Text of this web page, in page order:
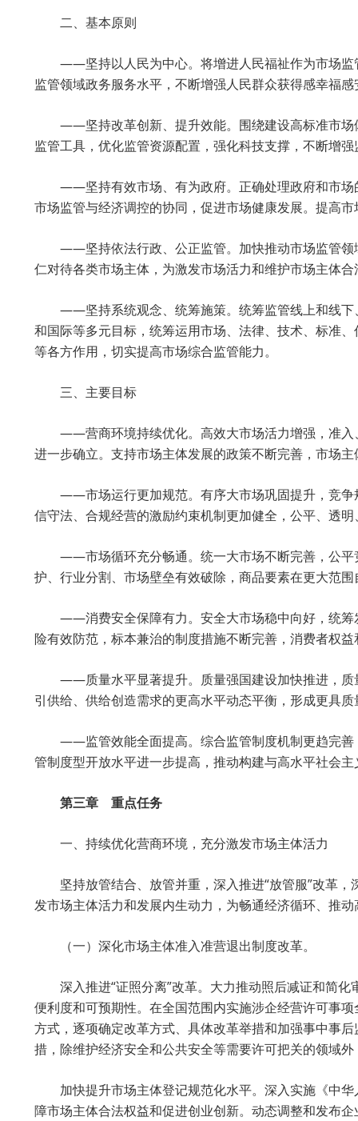
二、基本原则
——坚持以人民为中心。将增进人民福祉作为市场监
监管领域政务服务水平，不断增强人民群众获得感幸福
——坚持改革创新、提升效能。围绕建设高标准市场
监管工具，优化监管资源配置，强化科技支撑，不断增
——坚持有效市场、有为政府。正确处理政府和市场
市场监管与经济调控的协同，促进市场健康发展。提高
——坚持依法行政、公正监管。加快推动市场监管领
仁对待各类市场主体，为激发市场活力和维护市场主体
——坚持系统观念、统筹施策。统筹监管线上和线下
和国际等多元目标，统筹运用市场、法律、技术、标准
等各方作用，切实提高市场综合监管能力。
三、主要目标
——营商环境持续优化。高效大市场活力增强，准入
进一步确立。支持市场主体发展的政策不断完善，市场
——市场运行更加规范。有序大市场巩固提升，竞争
信守法、合规经营的激励约束机制更加健全，公平、透
——市场循环充分畅通。统一大市场不断完善，公平
护、行业分割、市场壁垒有效破除，商品要素在更大范
——消费安全保障有力。安全大市场稳中向好，统筹
险有效防范，标本兼治的制度措施不断完善，消费者权
——质量水平显著提升。质量强国建设加快推进，质
引供给、供给创造需求的更高水平动态平衡，形成更具
——监管效能全面提高。综合监管制度机制更趋完善
管制度型开放水平进一步提高，推动构建与高水平社会
第三章 重点任务
一、持续优化营商环境，充分激发市场主体活力
坚持放管结合、放管并重，深入推进“放管服”改革
发市场主体活力和发展内生动力，为畅通经济循环、推
（一）深化市场主体准入准营退出制度改革。
深入推进“证照分离”改革。大力推动照后减证和简
便利度和可预期性。在全国范围内实施涉企经营许可事
方式，逐项确定改革方式、具体改革举措和加强事中事
措，除维护经济安全和公共安全等需要许可把关的领域
加快提升市场主体登记规范化水平。深入实施《中
障市场主体合法权益和促进创业创新。动态调整和发布